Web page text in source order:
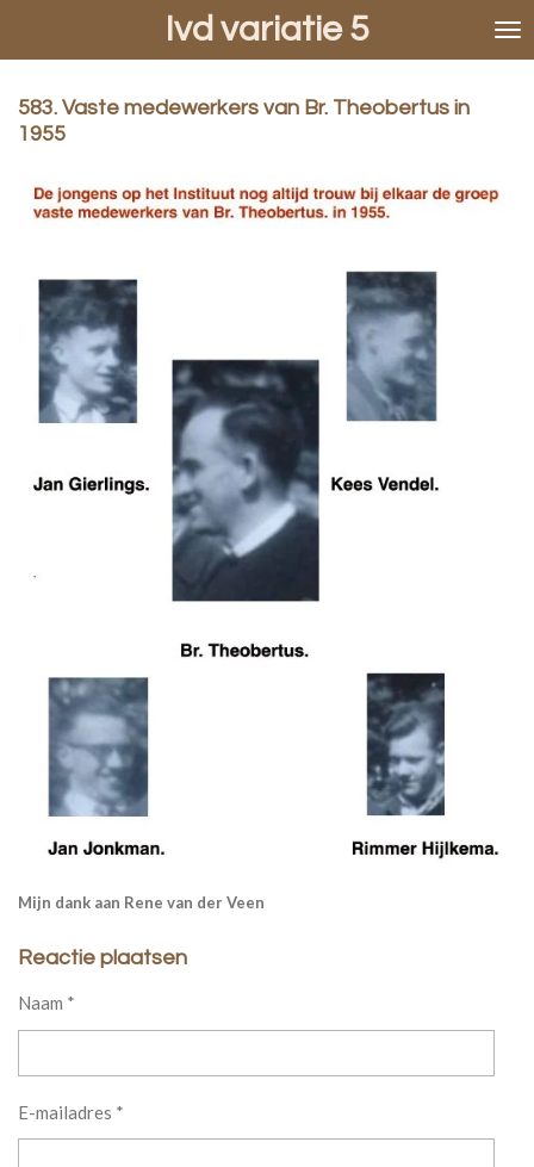
de
hoofdinhoud
Ivd variatie 5
583. Vaste medewerkers van Br. Theobertus in
1955
Mijn dank aan Rene van der Veen
Reactie plaatsen
Naam *
E-mailadres *